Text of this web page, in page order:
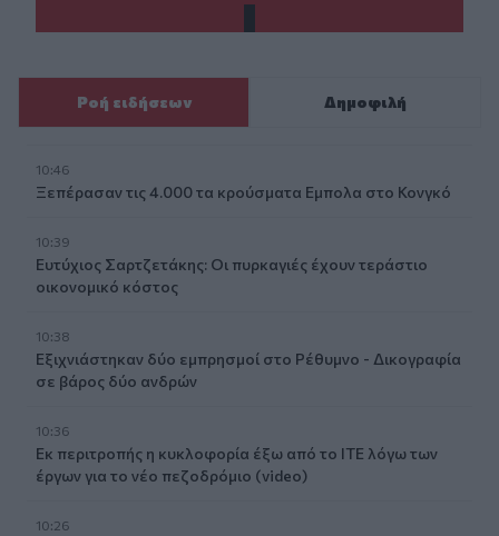
Ροή ειδήσεων Δημοφιλή
10:46
Ξεπέρασαν τις 4.000 τα κρούσματα Εμπολα στο Κονγκό
10:39
Ευτύχιος Σαρτζετάκης: Οι πυρκαγιές έχουν τεράστιο
οικονομικό κόστος
10:38
Εξιχνιάστηκαν δύο εμπρησμοί στο Ρέθυμνο - Δικογραφία
σε βάρος δύο ανδρών
10:36
Εκ περιτροπής η κυκλοφορία έξω από το ΙΤΕ λόγω των
έργων για το νέο πεζοδρόμιο (video)
10:26